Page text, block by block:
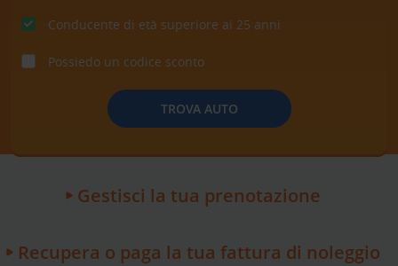
Conducente di età superiore ai 25 anni
Possiedo un codice sconto
TROVA AUTO
Gestisci la tua prenotazione
Recupera o paga la tua fattura di noleggio